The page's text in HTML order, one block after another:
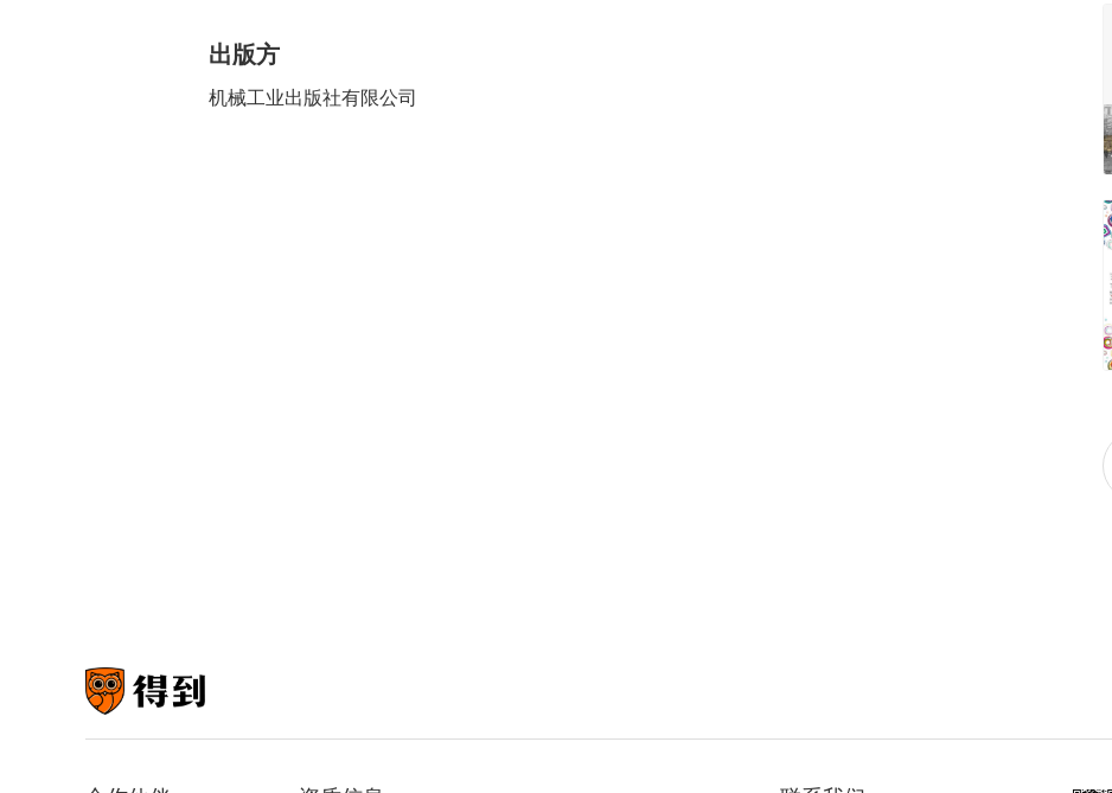
出版方
机械工业出版社有限公司